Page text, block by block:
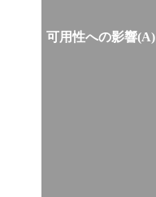
可用性への影響(A)